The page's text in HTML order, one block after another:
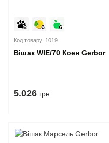
Код товару: 1019
Вішак WIE/70 Коен Gerbor
5.026 грн